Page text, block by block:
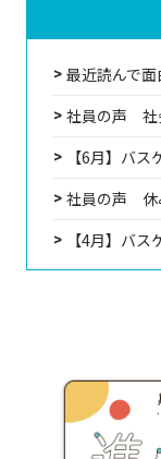
最近読んで
社員の声 社
【6月】バ
社員の声 休
【4月】バ